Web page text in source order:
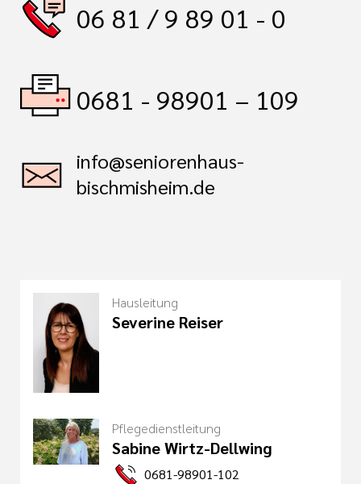
06 81 / 9 89 01 - 0
0681 - 98901 – 109
info@seniorenhaus-
bischmisheim.de
Hausleitung
Severine Reiser
Pflegedienstleitung
Sabine Wirtz-Dellwing
0681-98901-102